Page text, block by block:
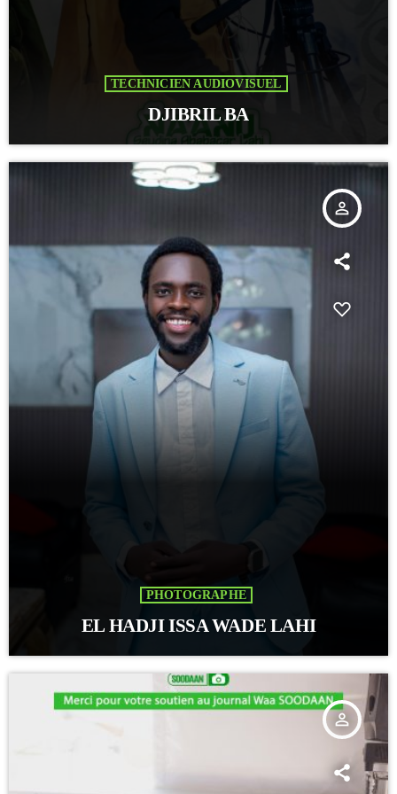
TECHNICIEN AUDIOVISUEL
DJIBRIL BA
person_outline
PHOTOGRAPHE
EL HADJI ISSA WADE LAHI
person_outline